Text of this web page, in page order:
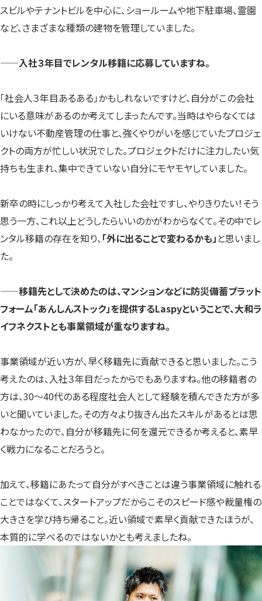
スビルやテナントビルを中心に、ショールームや地下駐車場、霊園
など、さまざまな種類の建物を管理していました。
——入社３年目でレンタル移籍に応募していますね。
「社会人３年目あるある」かもしれないですけど、自分がこの会社
にいる意味があるのか考えてしまったんです。当時はやらなくては
いけない不動産管理の仕事と、強くやりがいを感じていたプロジェ
クトの両方が忙しい状況でした。プロジェクトだけに注力したい気
持ちも生まれ、集中できていない自分にモヤモヤしていました。
新卒の時にしっかり考えて入社した会社ですし、やりきりたい！そう
思う一方、これ以上どうしたらいいのかがわからなくて。その中でレ
ンタル移籍の存在を知り、 「外に出ることで変わるかも」 と思いまし
た。
——移籍先として決めたのは、マンションなどに防災備蓄プラット
フォーム「あんしんストック」を提供するLaspyということで、大和ラ
イフネクストとも事業領域が重なりますね。
事業領域が近い方が、早く移籍先に貢献できると思いました。こう
考えたのは、入社３年目だったからでもありますね。他の移籍者の
方は、30〜40代のある程度社会人として経験を積んできた方が多
いと聞いていました。その方々より抜きん出たスキルがあるとは思
わなかったので、自分が移籍先に何を還元できるか考えると、素早
く戦力になることだろうと。
加えて、移籍にあたって自分がすべきことは違う事業領域に触れる
ことではなくて、スタートアップだからこそのスピード感や裁量権の
大きさを学び持ち帰ること。近い領域で素早く貢献できたほうが、
本質的に学べるのではないかとも考えましたね。